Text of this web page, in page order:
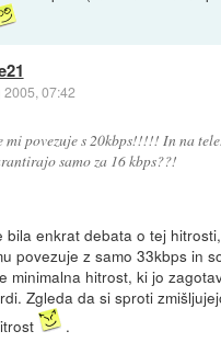
2005, 07:42
mi povezuje s 20kbps!!!!! In na
samo za 16 kbps??!
bila enkrat debata o tej
povezuje z samo 33kbps in
minimalna hitrost, ki jo
Zgleda da si sproti
.